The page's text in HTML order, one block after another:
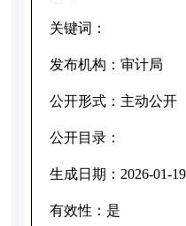
关键词：
发布机构： 审计局
公开形式： 主动公开
公开目录：
生成日期： 2026-01-
有效性： 是